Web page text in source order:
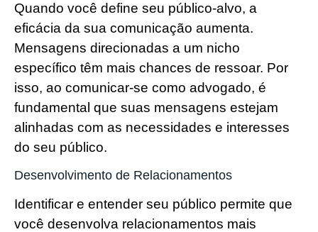
Quando você define seu público-alvo, a
eficácia da sua comunicação aumenta.
Mensagens direcionadas a um nicho
específico têm mais chances de ressoar. Por
isso, ao comunicar-se como advogado, é
fundamental que suas mensagens estejam
alinhadas com as necessidades e interesses
do seu público.
Desenvolvimento de Relacionamentos
Identificar e entender seu público permite que
você desenvolva relacionamentos mais